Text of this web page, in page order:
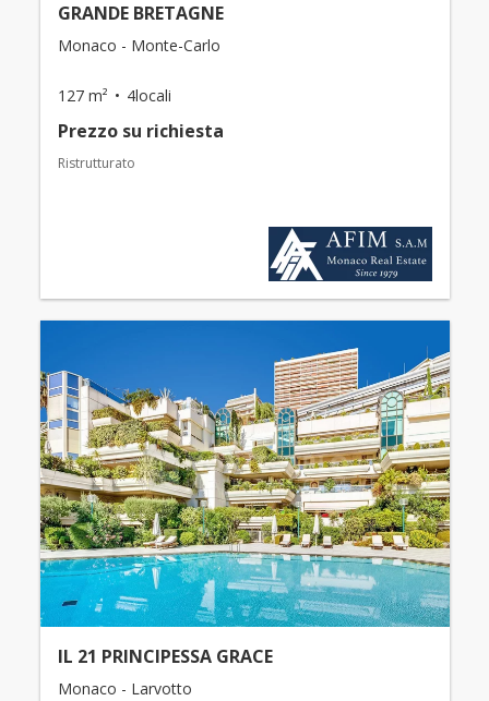
GRANDE BRETAGNE
Monaco - Monte-Carlo
127 m² 4locali
Prezzo su richiesta
Ristrutturato
IL 21 PRINCIPESSA GRACE
Monaco - Larvotto